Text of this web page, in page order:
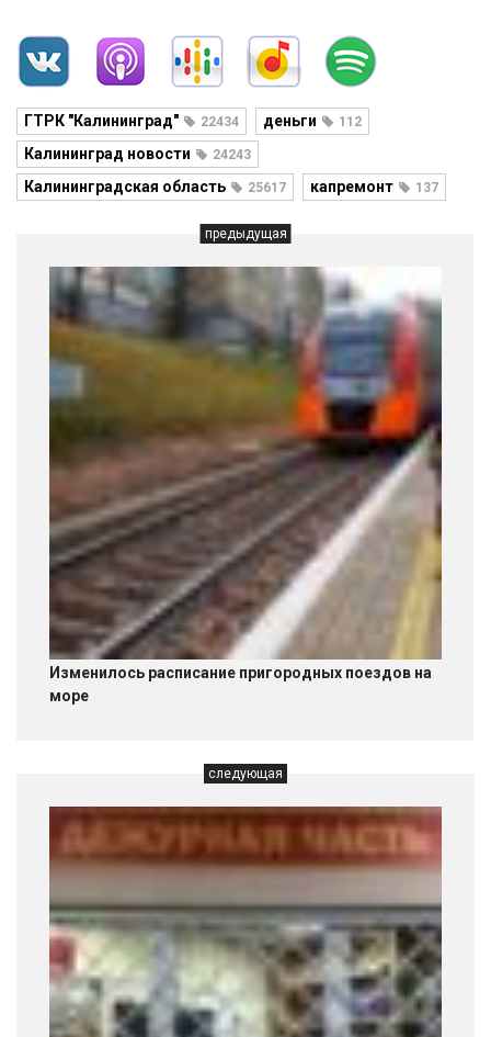
ГТРК "Калининград" 22434 деньги 112
Калининград новости 24243
Калининградская область 25617 капремонт 137
предыдущая
Изменилось расписание пригородных поездов на
море
следующая